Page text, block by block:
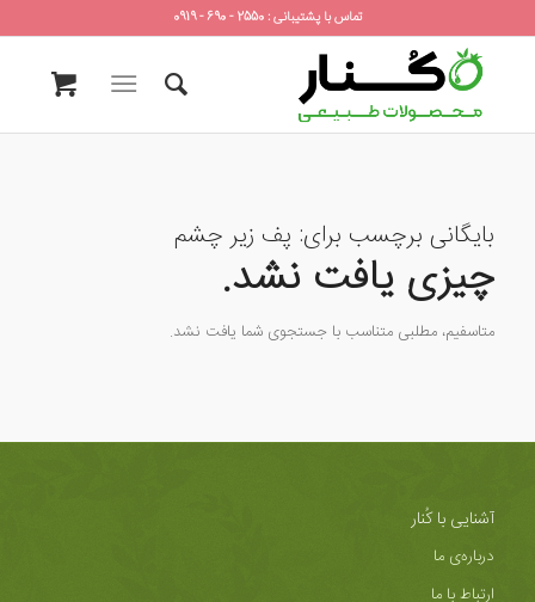
تماس با پشتیبانی : 2550 - 690 - 0919
بایگانی برچسب برای: پف زیر چشم
چیزی یافت نشد.
متاسفیم، مطلبی متناسب با جستجوی شما یافت نشد.
آشنایی با کُنار
درباره‌ی ما
ارتباط با ما